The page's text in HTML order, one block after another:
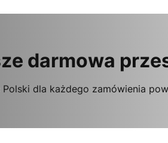
darmowa
Polski dla każdego zamówienia